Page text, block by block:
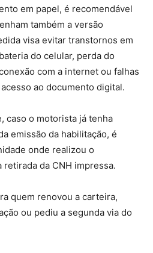
em papel, é recomendável
também a versão
visa evitar transtornos em
do celular, perda do
com a internet ou falhas
ao documento digital.
caso o motorista já tenha
emissão da habilitação, é
onde realizou o
da CNH impressa.
quem renovou a carteira,
ou pediu a segunda via do